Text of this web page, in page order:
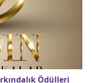
Ödülleri